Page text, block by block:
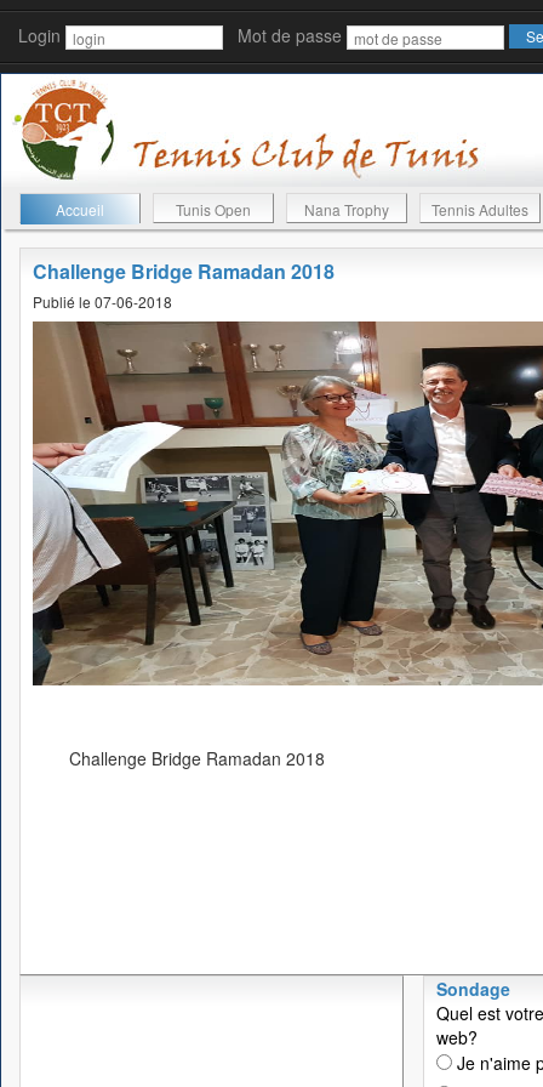
Login Mot de passe
Accueil Tunis Open Nana Trophy Tennis Adultes
Challenge Bridge Ramadan 2018
Publié le 07-06-2018
Challenge Bridge Ramadan 2018
Sondage
Quel est
web?
Je n'aime